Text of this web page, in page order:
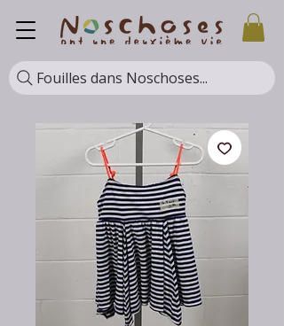
Fouilles dans Noschoses...